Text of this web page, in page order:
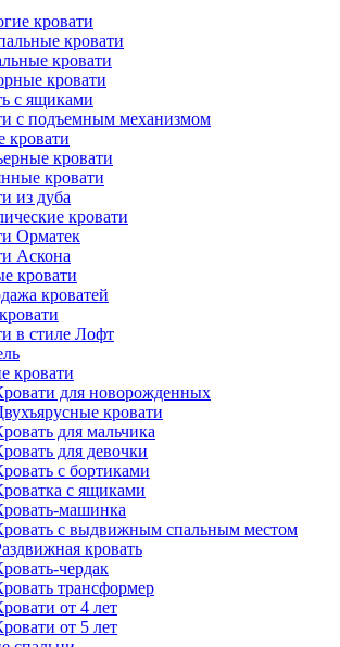
кровати
кровати
кровати
кровати
с ящиками
с подъемным механизмом
кровати
кровати
кровати
из дуба
кровати
Орматек
Аскона
кровати
кроватей
в стиле Лофт
кровати
для новорожденных
кровати
для мальчика
для девочки
с бортиками
с ящиками
машинка
с выдвижным спальным местом
кровать
чердак
трансформер
от 4 лет
от 5 лет